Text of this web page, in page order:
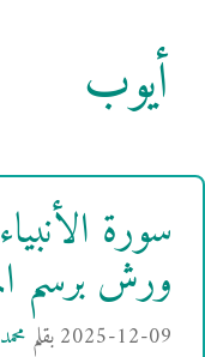
أيوب
سورة
ورش برسم
2025-12-09بقلم